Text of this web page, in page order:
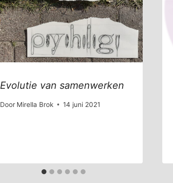
Evolutie van samenwerken
Door Mirella Brok 14 juni 2021